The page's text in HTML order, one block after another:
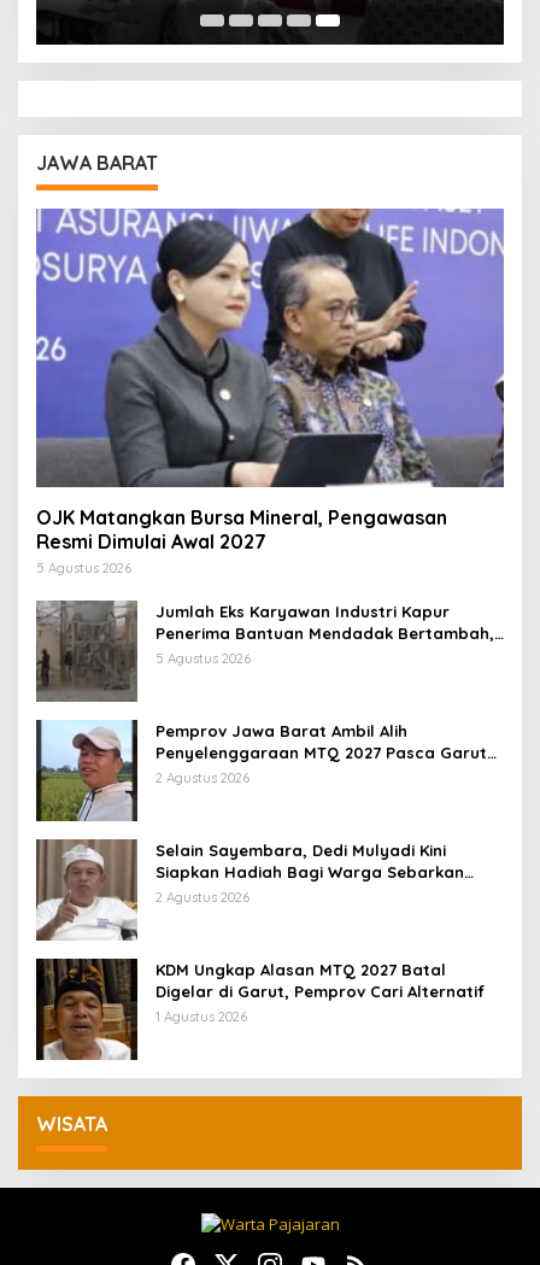
JAWA BARAT
OJK Matangkan Bursa Mineral, Pengawasan
Resmi Dimulai Awal 2027
5 Agustus 2026
Jumlah Eks Karyawan Industri Kapur
Penerima Bantuan Mendadak Bertambah,
KDM: Kita Identifikasi
5 Agustus 2026
Pemprov Jawa Barat Ambil Alih
Penyelenggaraan MTQ 2027 Pasca Garut
Mundur Jadi Tuan Rumah
2 Agustus 2026
Selain Sayembara, Dedi Mulyadi Kini
Siapkan Hadiah Bagi Warga Sebarkan
Lokasi Penjualan Narkotika
2 Agustus 2026
KDM Ungkap Alasan MTQ 2027 Batal
Digelar di Garut, Pemprov Cari Alternatif
1 Agustus 2026
WISATA